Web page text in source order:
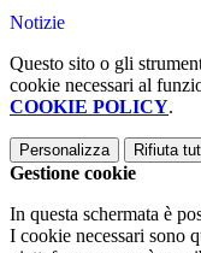
Notizie
Questo sito o gli
cookie necessari al
COOKIE POLICY.
Personalizza Rifiuta
Gestione cookie
In questa schermata è
I cookie necessari sono